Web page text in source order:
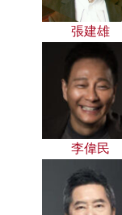
張建雄
李偉民